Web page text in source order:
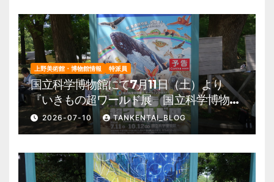
上野美術館・博物館情報 特派員
国立科学博物館にて7月11日（土）より
『いきもの超ワールド展 国立科学博物館
×ダーウィンが来た！』を開催。 上野公
園 美術館・博物館 混雑情報他
2026-07-10 TANKENTAI_BLOG